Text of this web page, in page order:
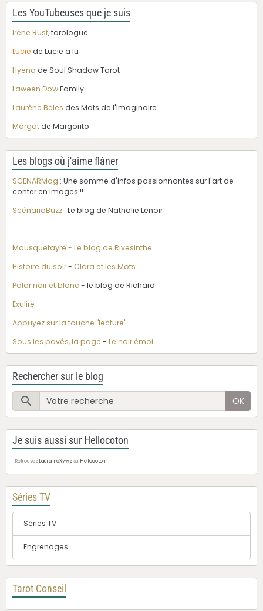
Les YouTubeuses que je suis
Irène Rust, tarologue
Lucie de Lucie a lu
Hyena de Soul Shadow Tarot
Laween DowFamily
Laurène Beles des Mots de l'Imaginaire
Margotde Margorito
Les blogs où j'aime flâner
SCENARMag : Une somme d'infos passionnantes sur l'art de
conter en images !!
ScénarioBuzz : Le blog de Nathalie Lenoir
----------------
Mousquetayre - Le blog de Rivesinthe
Histoire du soir- Clara et les Mots
Polar noir et blanc - le blog de Richard
Exulire
Appuyez sur la touche "lecture"
Sous les pavés, la page - Le noir émoi
Rechercher sur le blog
OK
Je suis aussi sur Hellocoton
Retrouvez LauralineXywz surHellocoton
Séries TV
Séries TV
Engrenages
Tarot Conseil